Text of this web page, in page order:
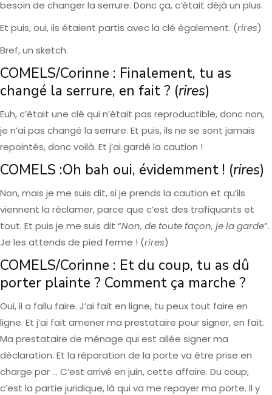
besoin de changer la serrure. Donc ça, c’était déjà un plus.
Et puis, oui, ils étaient partis avec la clé également. (rires)
Bref, un sketch.
COMELS/Corinne : Finalement, tu as
changé la serrure, en fait ? (rires)
Euh, c’était une clé qui n’était pas reproductible, donc non,
je n’ai pas changé la serrure. Et puis, ils ne se sont jamais
repointés, donc voilà. Et j’ai gardé la caution !
COMELS :Oh bah oui, évidemment ! (rires)
Non, mais je me suis dit, si je prends la caution et qu’ils
viennent la réclamer, parce que c’est des trafiquants et
tout. Et puis je me suis dit “Non, de toute façon, je la garde”.
Je les attends de pied ferme ! (rires)
COMELS/Corinne : Et du coup, tu as dû
porter plainte ? Comment ça marche ?
Oui, il a fallu faire. J’ai fait en ligne, tu peux tout faire en
ligne. Et j’ai fait amener ma prestataire pour signer, en fait.
Ma prestataire de ménage qui est allée signer ma
déclaration. Et la réparation de la porte va être prise en
charge par … C’est arrivé en juin, cette affaire. Du coup,
c’est la partie juridique, là qui va me repayer ma porte. Il y